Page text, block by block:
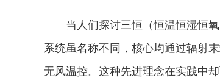
当人们探讨三恒（恒温恒湿恒
系统虽名称不同，核心均通过辐射
无风温控。这种先进理念在实践中